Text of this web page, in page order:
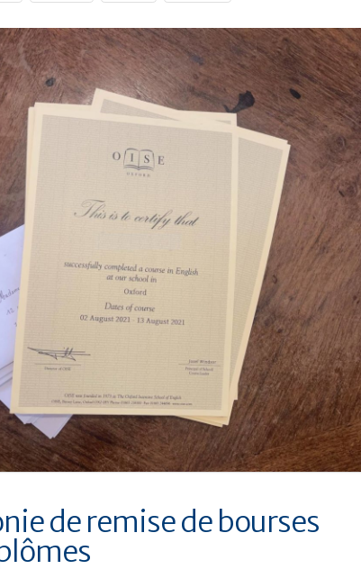
de remise de bourses